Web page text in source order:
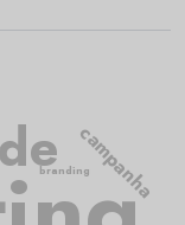
campanha
branding